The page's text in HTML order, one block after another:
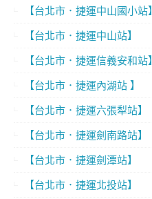
【台北市．捷運中山國小站】
【台北市．捷運中山站】
【台北市．捷運信義安和站】
【台北市．捷運內湖站 】
【台北市．捷運六張犁站】
【台北市．捷運劍南路站】
【台北市．捷運劍潭站】
【台北市．捷運北投站】